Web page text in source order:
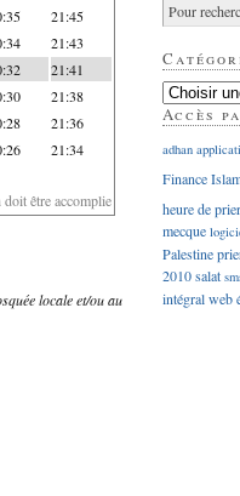
21:45
21:43
21:41
21:38
21:36
21:34
être accomplie
locale et/ou au
Accès
adhan
Finance
heure de
mecque
Palestine
2010salat
intégralweb